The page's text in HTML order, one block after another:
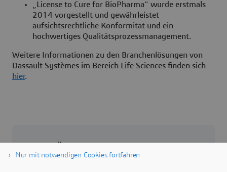
„License to Cure for BioPharma“ wurde erstmals
2014 vorgestellt und gewährleistet
aufsichtsrechtliche Konformität und ein
hochwertiges Qualitätsprozessmanagement.
Weitere Informationen zu den Branchenlösungen von
Dassault Systèmes im Bereich Life Sciences finden sich
hier.
Nur mit notwendigen Cookies fortfahren